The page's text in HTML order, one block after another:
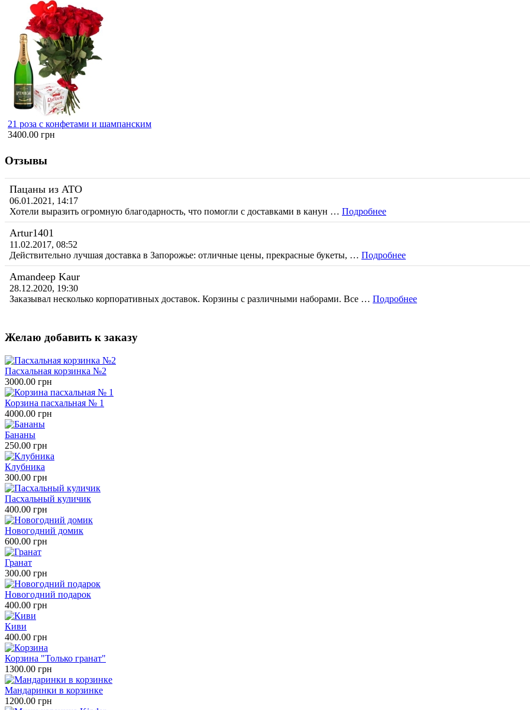
21 роза с конфетами и шампанским
3400.00 грн
Отзывы
Пацаны из АТО
06.01.2021, 14:17
Хотели выразить огромную благодарность, что помогли с доставками в канун … Подробнее
Artur1401
11.02.2017, 08:52
Действительно лучшая доставка в Запорожье: отличные цены, прекрасные букеты, … Подробнее
Amandeep Kaur
28.12.2020, 19:30
Заказывал несколько корпоративных доставок. Корзины с различными наборами. Все … Подробнее
Желаю добавить к заказу
Пасхальная корзинка №2
3000.00 грн
Корзина пасхальная № 1
4000.00 грн
Бананы
250.00 грн
Клубника
300.00 грн
Пасхальный куличик
400.00 грн
Новогодний домик
600.00 грн
Гранат
300.00 грн
Новогодний подарок
400.00 грн
Киви
400.00 грн
Корзина "Только гранат"
1300.00 грн
Мандаринки в корзинке
1200.00 грн